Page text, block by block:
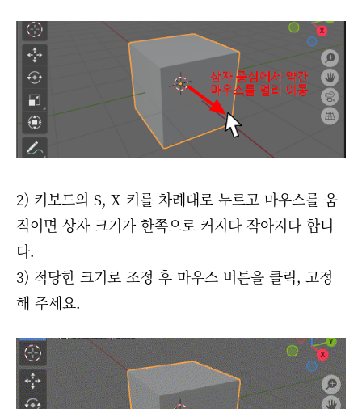
2) 키보드의 S, X 키를 차례대로 누르고 마우스를 움
직이면 상자 크기가 한쪽으로 커지다 작아지다 합니
다.
3) 적당한 크기로 조정 후 마우스 버튼을 클릭, 고정
해 주세요.